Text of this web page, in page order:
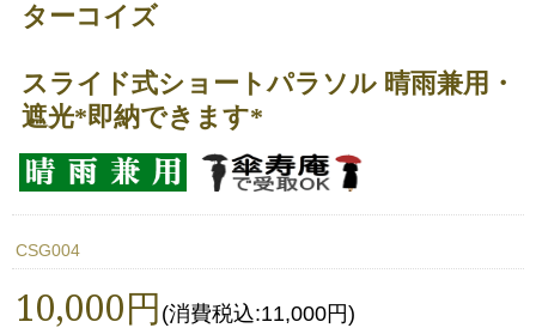
ターコイズ
スライド式ショートパラソル 晴雨兼用・
遮光*即納できます*
CSG004
10,000円 (消費税込:11,000円)